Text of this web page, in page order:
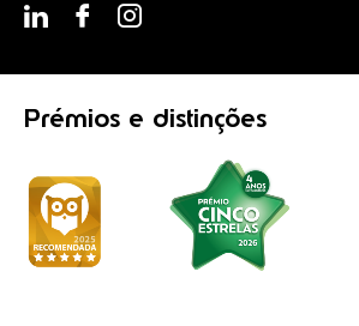
Prémios e distinções